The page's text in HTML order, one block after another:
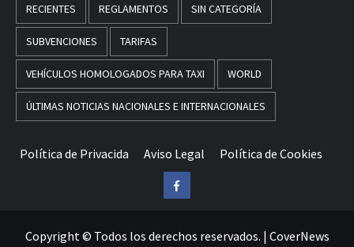
RECIENTES REGLAMENTOS SIN CATEGORÍA
SUBVENCIONES TARIFAS
VEHÍCULOS HOMOLOGADOS PARA TAXI WORLD
ÚLTIMAS NOTICIAS NACIONALES E INTERNACIONALES
Política de Privacida Aviso Legal Política de Cookies
Facebook
Copyright © Todos los derechos reservados. | CoverNews